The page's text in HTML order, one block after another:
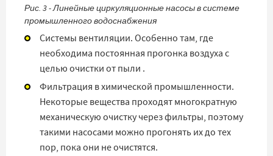
Рис. 3 - Линейные циркуляционные насосы в системе
промышленного водоснабжения
Системы вентиляции. Особенно там, где
необходима постоянная прогонка воздуха с
целью очистки от пыли .
Фильтрация в химической промышленности.
Некоторые вещества проходят многократную
механическую очистку через фильтры, поэтому
такими насосами можно прогонять их до тех
пор, пока они не очистятся.